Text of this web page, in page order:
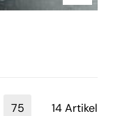
14 Artikel
75